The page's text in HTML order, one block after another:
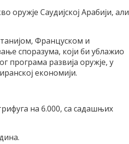
оружје Саудијској Арабији, али
Француском и
споразума, који би ублажио
програма развија оружје, у
економији.
на 6.000, са садашњих